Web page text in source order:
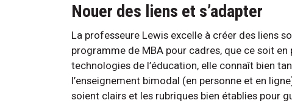
Nouer des liens et s’adapter
La professeure Lewis excelle à créer des liens
programme de MBA pour cadres, que ce soit
technologies de l’éducation, elle connaît bien
l’enseignement bimodal (en personne et en
soient clairs et les rubriques bien établies pour